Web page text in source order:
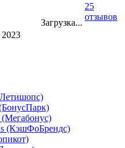
Загрузка...
25
отзывов
(КэшФоБрендс)